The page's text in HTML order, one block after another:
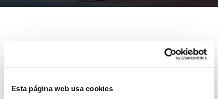
Esta página web usa cookies
En la Fase Clasificatoria de Junior Femenino
la incertidumbre de conocer a los 8 equipos que